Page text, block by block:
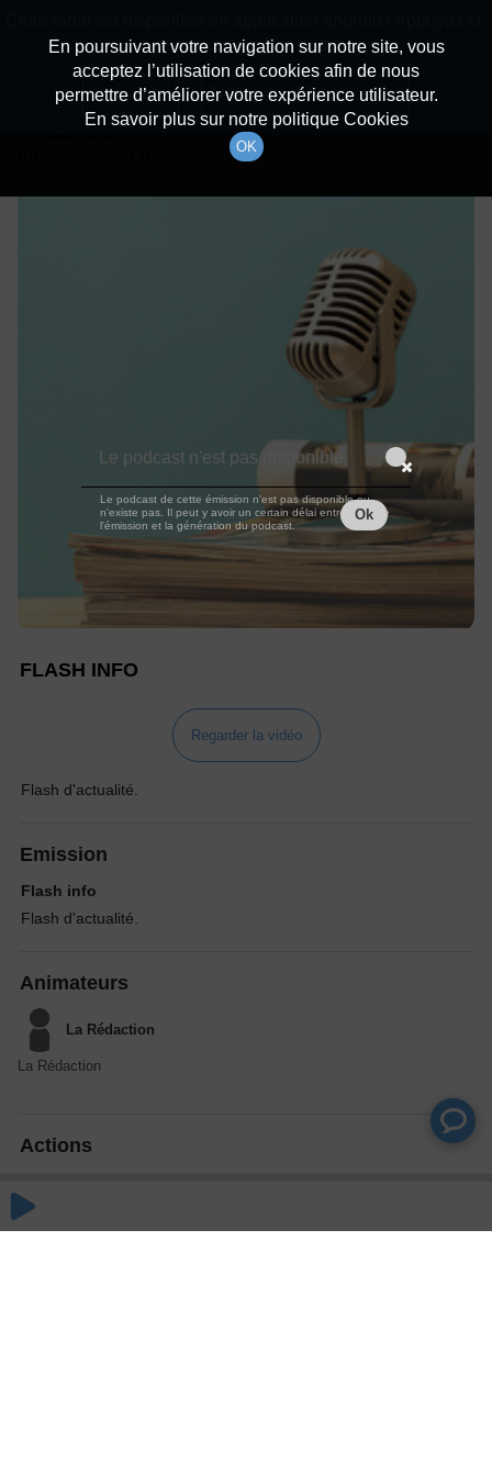
Détails De L'épisode
à 22h59
FLASH INFO
Regarder la vidéo
Flash d'actualité.
Emission
Flash info
Flash d'actualité.
Animateurs
La Rédaction
La Rédaction
Actions
En poursuivant votre navigation sur notre site, vous
acceptez l’utilisation de cookies afin de nous
permettre d’améliorer votre expérience utilisateur.
En savoir plus sur notre politique Cookies
OK
dessous pour l'installer.
Non merci Télécharger l'application
Le podcast n'est pas disponible
Le podcast de cette émission n'est pas disponible ou
n'existe pas. Il peut y avoir un certain délai entre la fin de
l'émission et la génération du podcast.
Ok